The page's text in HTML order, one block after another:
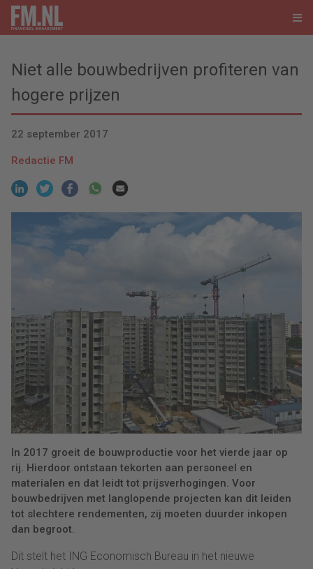
Niet alle bouwbedrijven profiteren van
hogere prijzen
22 september 2017
Redactie FM
In 2017 groeit de bouwproductie voor het vierde jaar op
rij. Hierdoor ontstaan tekorten aan personeel en
materialen en dat leidt tot prijsverhogingen. Voor
bouwbedrijven met langlopende projecten kan dit leiden
tot slechtere rendementen, zij moeten duurder inkopen
dan begroot.
Dit stelt het ING Economisch Bureau in het nieuwe